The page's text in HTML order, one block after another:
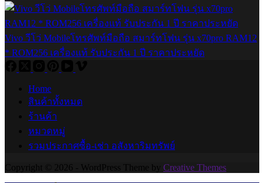
Vivo วีโว่ Mobileโทรศัพท์มือถือ สมาร์ทโฟน รุ่น x70pro RAM12
* ROM256 เครื่องแท้ รับประกัน 1 ปี ราคาประหยัด
Home
สินค้าทั้งหมด
ร้านค้า
หมวดหมู่
รวมประกาศซื้อ-เช่า อสังหาริมทรัพย์
Copyright © 2026 - WordPress Theme by Creative Themes